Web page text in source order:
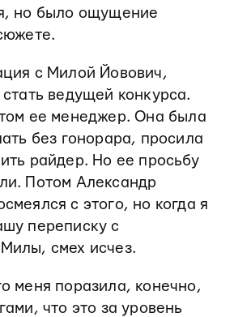
но было ощущение
с Милой Йовович,
ведущей конкурса.
ее менеджер. Она была
без гонорара, просила
райдер. Но ее просьбу
Потом Александр
с этого, но когда я
переписку с
смех исчез.
меня поразила, конечно,
что это за уровень